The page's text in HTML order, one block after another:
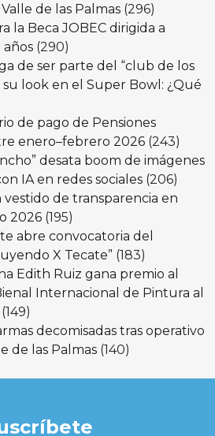
de las Palmas (296)
la Beca JOBEC dirigida a
años (290)
de ser parte del “club de los
su look en el Super Bowl: ¿Qué
de pago de Pensiones
enero–febrero 2026 (243)
desata boom de imágenes
IA en redes sociales (206)
vestido de transparencia en
2026 (195)
abre convocatoria del
X Tecate” (183)
Edith Ruiz gana premio al
Internacional de Pintura al
(149)
decomisadas tras operativo
de las Palmas (140)